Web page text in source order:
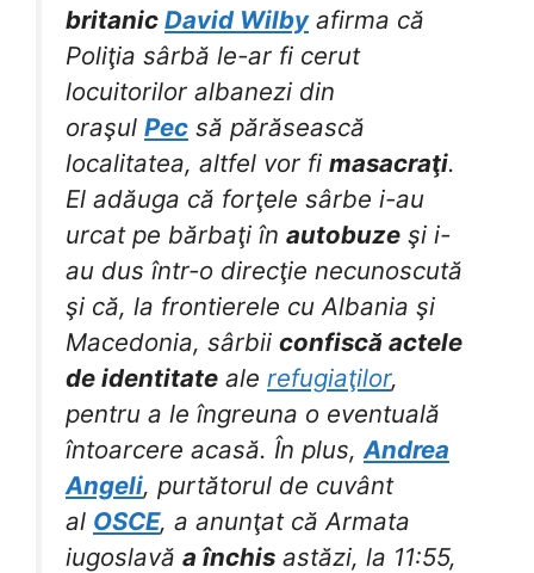
britanic David Wilbyafirma că
Poliţia sârbă le-ar fi cerut
locuitorilor albanezi din
oraşul Pec să părăsească
localitatea, altfel vor fi masacraţi.
El adăuga că forţele sârbe i-au
urcat pe bărbaţi în autobuze şi i-
au dus într-o direcţie necunoscută
şi că, la frontierele cu Albania şi
Macedonia, sârbii confiscă actele
de identitate ale refugiaţilor,
pentru a le îngreuna o eventuală
întoarcere acasă. În plus, Andrea
Angeli, purtătorul de cuvânt
al OSCE, a anunţat că Armata
iugoslavă a închis astăzi, la 11:55,